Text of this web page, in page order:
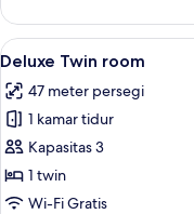
Superior
Twin
room
Lihat
semua
foto
untuk
Deluxe
Twin
room
9
Deluxe Twin room
47 meter persegi
1 kamar tidur
Kapasitas 3
1 twin
Wi-Fi Gratis